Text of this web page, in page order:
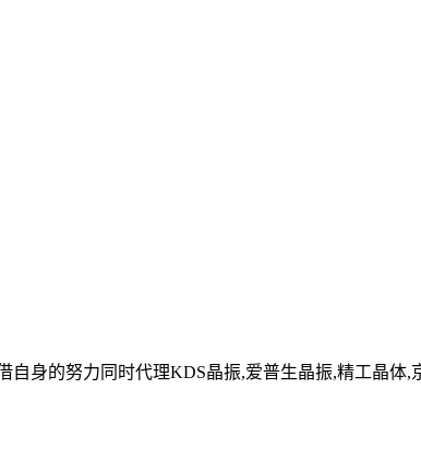
身的努力同时代理KDS晶振,爱普生晶振,精工晶体